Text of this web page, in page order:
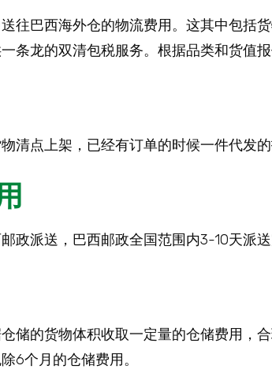
往巴西海外仓的物流费用。这其中包括
条龙的双清包税服务。根据品类和货值
清点上架，已经有订单的时候一件代发
政派送，巴西邮政全国范围内3-10天派
储的货物体积收取一定量的仓储费用，
6个月的仓储费用。